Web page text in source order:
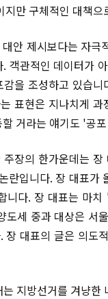
지만 구체적인 대책
안 제시보다는 자
. 객관적인 데이터가
을 조성하고 있습
표현은 지나치게
거라는 얘기도 '공
장의 한가운데는
란입니다. 장 대표가
니다. 장 대표는 마
도세 중과 대상은 서
장 대표의 글은 의도
지방선거를 겨냥